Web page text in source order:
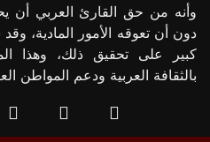
وأنه من حق القارئ العربي أن
دون أن تعوقه الأمور المادية،
كبير على تحقيق ذلك، وهذا
بالثقافة العربية ودعم المواطن